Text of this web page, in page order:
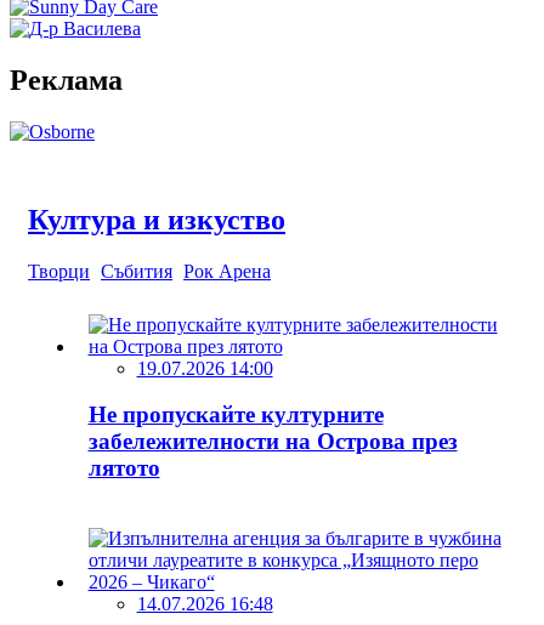
Реклама
Култура и изкуство
Творци Събития Рок Арена
19.07.2026 14:00
Не пропускайте културните
забележителности на Острова през
лятото
14.07.2026 16:48